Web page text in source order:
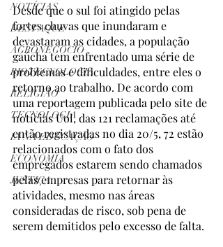
NOTÍCIAS
DESTAQUE
AGRONEGÓCIO
BIOTECNOLOGIA
RELIGIÃO
TECNOLOGIA
IA NA EDUCAÇÃO
ECONOMIA
JUSTIÇA
Desde que o sul foi atingido pelas
fortes chuvas que inundaram e
devastaram as cidades, a população
gaúcha tem enfrentado uma série de
problemas e dificuldades, entre eles o
retorno ao trabalho. De acordo com
uma reportagem publicada pelo site de
notícias Uol, das 121 reclamações até
então registradas no dia 20/5, 72 estão
relacionados com o fato dos
empregados estarem sendo chamados
pelas empresas para retornar às
atividades, mesmo nas áreas
consideradas de risco, sob pena de
serem demitidos pelo excesso de falta.